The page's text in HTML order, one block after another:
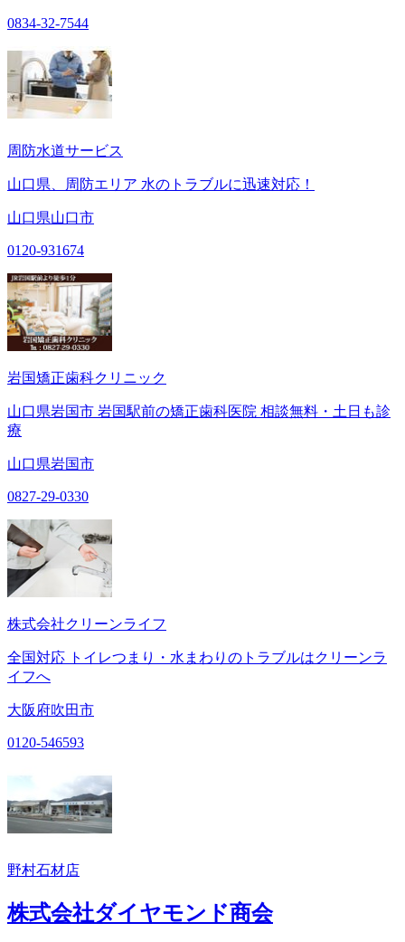
0834-32-7544
周防水道サービス
山口県、周防エリア 水のトラブルに迅速対応！
山口県山口市
0120-931674
岩国矯正歯科クリニック
山口県岩国市 岩国駅前の矯正歯科医院 相談無料・土日も診
療
山口県岩国市
0827-29-0330
株式会社クリーンライフ
全国対応 トイレつまり・水まわりのトラブルはクリーンラ
イフへ
大阪府吹田市
0120-546593
野村石材店
株式会社ダイヤモンド商会